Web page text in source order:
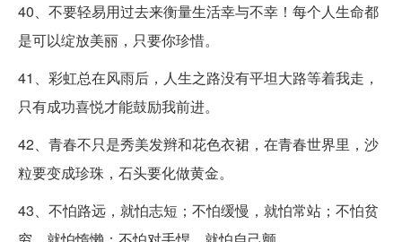
40、不要轻易用过去来衡量生活幸与不幸！每个人生命都
是可以绽放美丽，只要你珍惜。
41、彩虹总在风雨后，人生之路没有平坦大路等着我走，
只有成功喜悦才能鼓励我前进。
42、青春不只是秀美发辫和花色衣裙，在青春世界里，沙
粒要变成珍珠，石头要化做黄金。
43、不怕路远，就怕志短；不怕缓慢，就怕常站；不怕贫